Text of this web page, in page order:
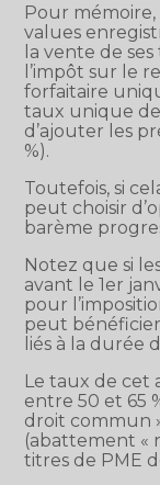
Pour mémoire,
values
la vente de
l’impôt sur le
forfaitaire
taux unique
d’ajouter les
%).
Toutefois, si
peut choisir
barème
Notez que si
avant le 1er
pour
peut
liés à la durée
Le taux de
entre 50 et 65
droit commun
(abattement «
titres de PME